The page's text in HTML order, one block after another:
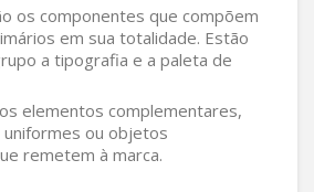
os componentes que compõem
em sua totalidade. Estão
a tipografia e a paleta de
elementos complementares,
ou objetos
remetem à marca.